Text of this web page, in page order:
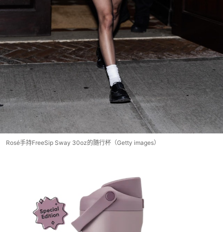
Rosé手持FreeSip Sway 30oz的隨行杯（Getty images）